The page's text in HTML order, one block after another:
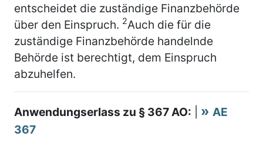
entscheidet die zuständige Finanzbehörde
über den Einspruch. 2Auch die für die
zuständige Finanzbehörde handelnde
Behörde ist berechtigt, dem Einspruch
abzuhelfen.
Anwendungserlass zu § 367 AO:
AE
367